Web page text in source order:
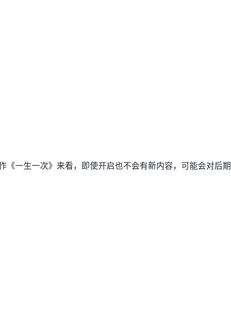
《一生一次》来看，即使开启也不会有新内容，可能会对后